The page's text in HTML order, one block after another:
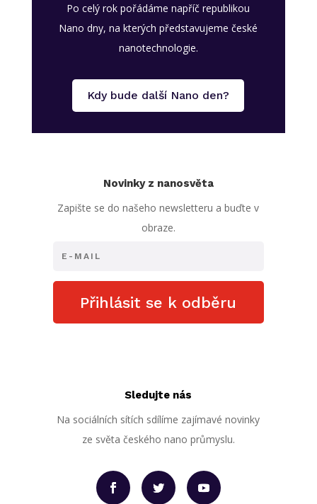
Po celý rok pořádáme napříč republikou
Nano dny, na kterých představujeme české
nanotechnologie.
Kdy bude další Nano den?
Novinky z nanosvěta
Zapište se do našeho newsletteru a buďte v
obraze.
Přihlásit se k odběru
Sledujte nás
Na sociálních sítích sdílíme zajímavé novinky
ze světa českého nano průmyslu.